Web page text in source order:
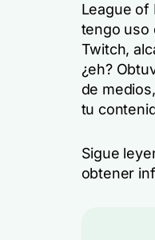
League of
tengo uso
Twitch,
¿eh?
de
tu
Sigue
obtener